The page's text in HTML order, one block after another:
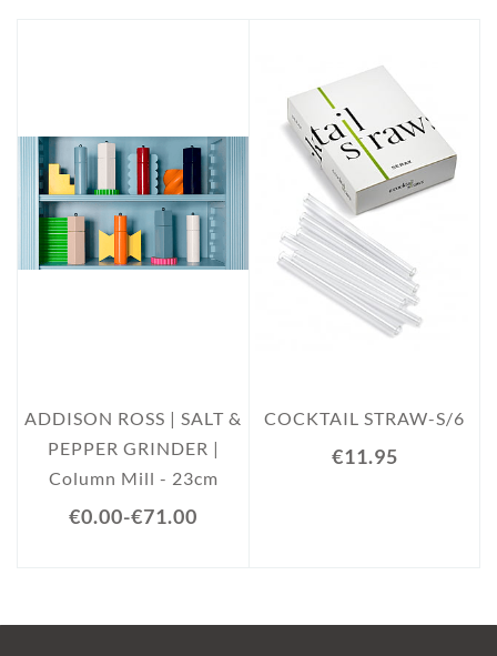
ADDISON ROSS | SALT &
PEPPER GRINDER |
Column Mill - 23cm
€0.00-€71.00
COCKTAIL STRAW-S/6
€11.95